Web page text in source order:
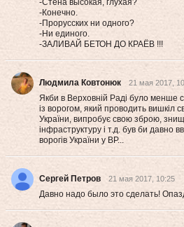
-Стена высокая, глухая?
-Конечно.
-Прорусских ни одного?
-Ни единого.
-ЗАЛИВАЙ БЕТОН ДО КРАЁВ !!!
Людмила Ковтонюк 21 мая 2017,
Якби в Верховній Раді було менше
із ворогом, який проводить вишкіл
України, випробує свою зброю,
інфраструктуру і т.д. був би давно
ворогів України у ВР...
Сергей Петров 21 мая 2017, 10:25
Давно надо было это сделать!